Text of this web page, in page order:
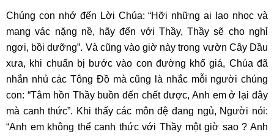
Chúng con nhớ đến Lời Chúa: “Hỡi những ai lao nhọc và
mang vác nặng nề, hãy đến với Thầy, Thầy sẽ cho nghỉ
ngơi, bồi dưỡng”. Và cũng vào giờ này trong vườn Cây Dầu
xưa, khi chuẩn bị bước vào con đường khổ giá, Chúa đã
nhắn nhủ các Tông Đồ mà cũng là nhắc mỗi người chúng
con: “Tâm hồn Thầy buồn đến chết được, Anh em ở lại đây
mà canh thức”. Khi thấy các môn đệ đang ngủ, Người nói:
“Anh em không thể canh thức với Thầy một giờ sao ? Anh